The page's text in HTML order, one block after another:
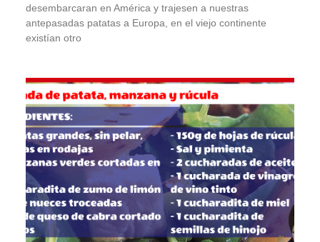
desembarcaran en América y trajesen a nuestras
antepasadas patatas a Europa, en el viejo continente
existían otro